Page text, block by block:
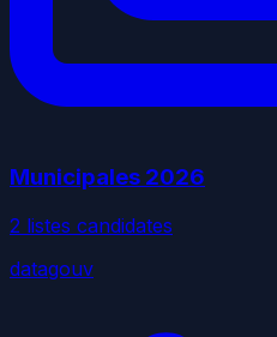
Municipales 2026
2 listes candidates
datagouv